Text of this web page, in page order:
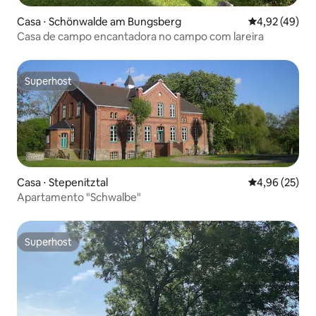
Casa ⋅ Schönwalde am Bungsberg 4,92 de uma
4,92 (49)
Casa de campo encantadora no campo com lareira
Superhost
Superhost
Casa ⋅ Stepenitztal 4,96 de uma
4,96 (25)
Apartamento "Schwalbe"
Superhost
Superhost